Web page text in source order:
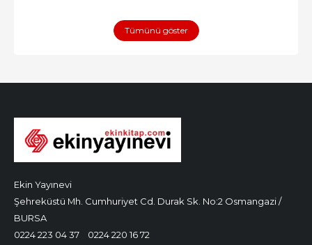
Tümünü göster
Ekin Yayınevi
Şehreküstü Mh. Cumhuriyet Cd. Durak Sk. No:2 Osmangazi /
BURSA
0224 223 04 37
0224 220 16 72